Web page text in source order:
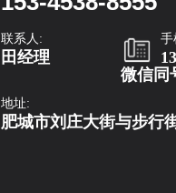
联系人:
田经理
手
微信同
地址:
肥城市刘庄大街与步行